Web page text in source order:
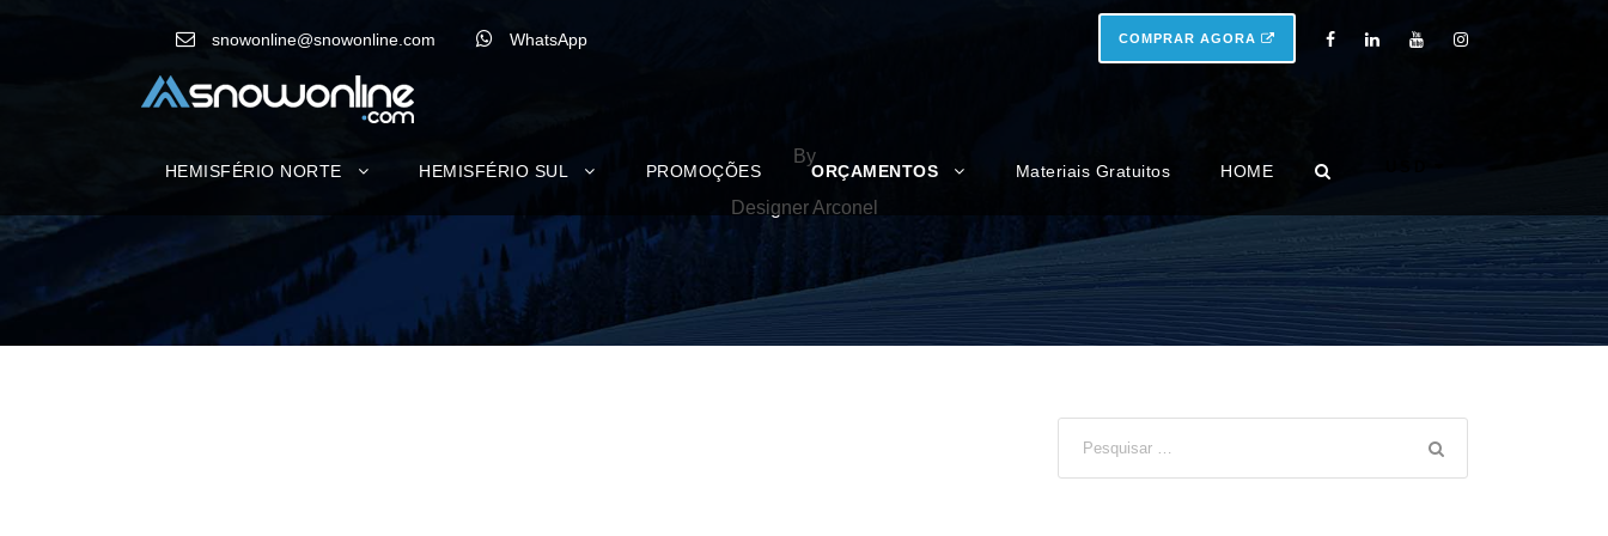
snowonline@snowonline.com WhatsApp COMPRAR AGORA
HEMISFÉRIO NORTE HEMISFÉRIO SUL PROMOÇÕES ORÇAMENTOS Materiais Gratuitos HOME
By
Designer Arconel